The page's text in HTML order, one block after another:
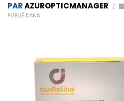
PARAZUROPTICMANAGER /
PUBLIÉ DANS